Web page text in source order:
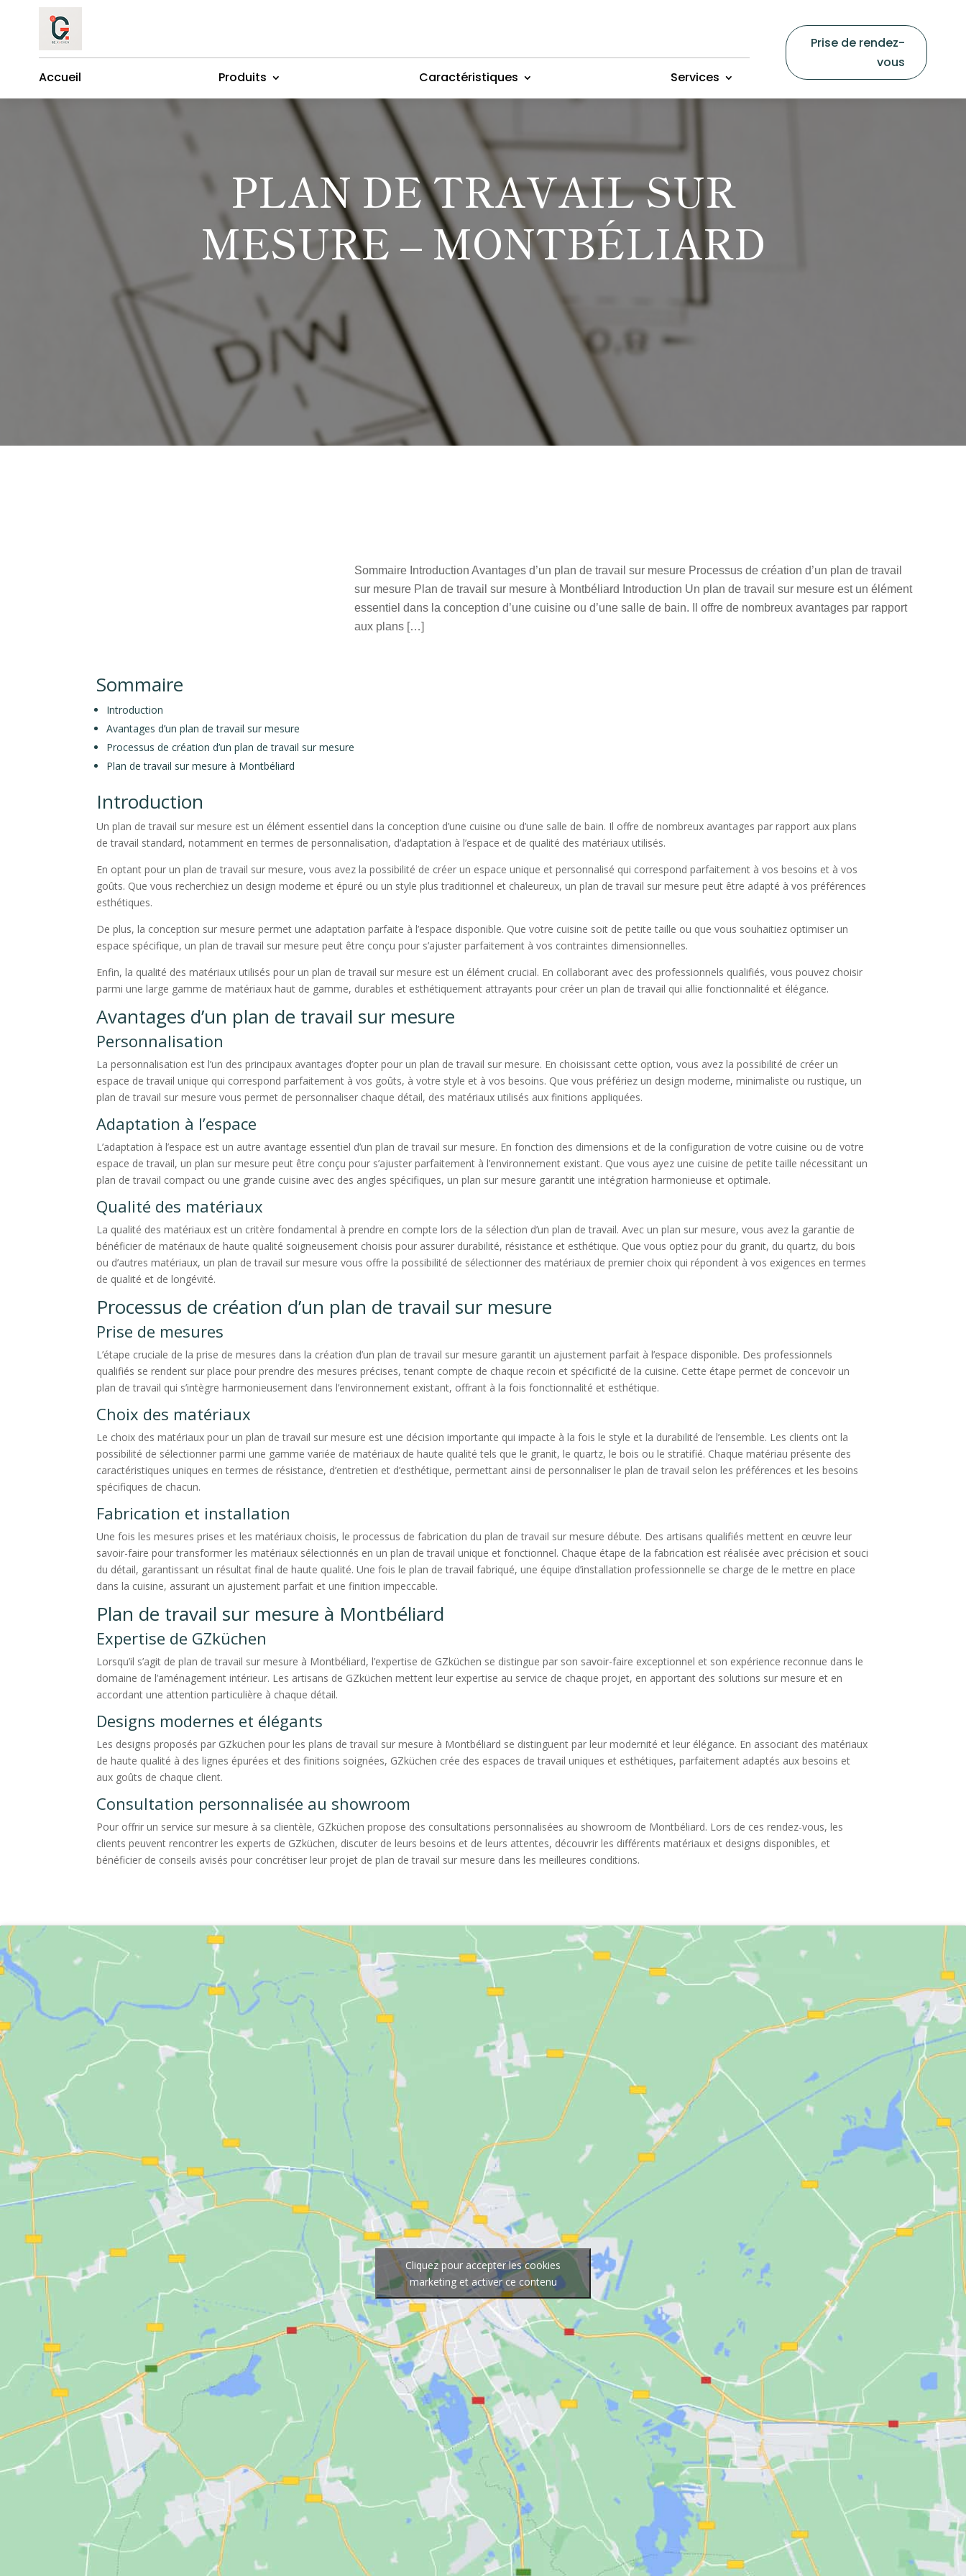
Accueil Produits Caractéristiques Services
Prise de rendez-
vous
PLAN DE TRAVAIL SUR
MESURE – MONTBÉLIARD
Sommaire Introduction Avantages d’un plan de travail sur mesure Processus de création d’un plan de travail
sur mesure Plan de travail sur mesure à Montbéliard Introduction Un plan de travail sur mesure est un élément
essentiel dans la conception d’une cuisine ou d’une salle de bain. Il offre de nombreux avantages par rapport
aux plans […]
Sommaire
Introduction
Avantages d’un plan de travail sur mesure
Processus de création d’un plan de travail sur mesure
Plan de travail sur mesure à Montbéliard
Introduction
Un plan de travail sur mesure est un élément essentiel dans la conception d’une cuisine ou d’une salle de bain. Il offre de nombreux avantages par rapport aux plans
de travail standard, notamment en termes de personnalisation, d’adaptation à l’espace et de qualité des matériaux utilisés.
En optant pour un plan de travail sur mesure, vous avez la possibilité de créer un espace unique et personnalisé qui correspond parfaitement à vos besoins et à vos
goûts. Que vous recherchiez un design moderne et épuré ou un style plus traditionnel et chaleureux, un plan de travail sur mesure peut être adapté à vos préférences
esthétiques.
De plus, la conception sur mesure permet une adaptation parfaite à l’espace disponible. Que votre cuisine soit de petite taille ou que vous souhaitiez optimiser un
espace spécifique, un plan de travail sur mesure peut être conçu pour s’ajuster parfaitement à vos contraintes dimensionnelles.
Enfin, la qualité des matériaux utilisés pour un plan de travail sur mesure est un élément crucial. En collaborant avec des professionnels qualifiés, vous pouvez choisir
parmi une large gamme de matériaux haut de gamme, durables et esthétiquement attrayants pour créer un plan de travail qui allie fonctionnalité et élégance.
Avantages d’un plan de travail sur mesure
Personnalisation
La personnalisation est l’un des principaux avantages d’opter pour un plan de travail sur mesure. En choisissant cette option, vous avez la possibilité de créer un
espace de travail unique qui correspond parfaitement à vos goûts, à votre style et à vos besoins. Que vous préfériez un design moderne, minimaliste ou rustique, un
plan de travail sur mesure vous permet de personnaliser chaque détail, des matériaux utilisés aux finitions appliquées.
Adaptation à l’espace
L’adaptation à l’espace est un autre avantage essentiel d’un plan de travail sur mesure. En fonction des dimensions et de la configuration de votre cuisine ou de votre
espace de travail, un plan sur mesure peut être conçu pour s’ajuster parfaitement à l’environnement existant. Que vous ayez une cuisine de petite taille nécessitant un
plan de travail compact ou une grande cuisine avec des angles spécifiques, un plan sur mesure garantit une intégration harmonieuse et optimale.
Qualité des matériaux
La qualité des matériaux est un critère fondamental à prendre en compte lors de la sélection d’un plan de travail. Avec un plan sur mesure, vous avez la garantie de
bénéficier de matériaux de haute qualité soigneusement choisis pour assurer durabilité, résistance et esthétique. Que vous optiez pour du granit, du quartz, du bois
ou d’autres matériaux, un plan de travail sur mesure vous offre la possibilité de sélectionner des matériaux de premier choix qui répondent à vos exigences en termes
de qualité et de longévité.
Processus de création d’un plan de travail sur mesure
Prise de mesures
L’étape cruciale de la prise de mesures dans la création d’un plan de travail sur mesure garantit un ajustement parfait à l’espace disponible. Des professionnels
qualifiés se rendent sur place pour prendre des mesures précises, tenant compte de chaque recoin et spécificité de la cuisine. Cette étape permet de concevoir un
plan de travail qui s’intègre harmonieusement dans l’environnement existant, offrant à la fois fonctionnalité et esthétique.
Choix des matériaux
Le choix des matériaux pour un plan de travail sur mesure est une décision importante qui impacte à la fois le style et la durabilité de l’ensemble. Les clients ont la
possibilité de sélectionner parmi une gamme variée de matériaux de haute qualité tels que le granit, le quartz, le bois ou le stratifié. Chaque matériau présente des
caractéristiques uniques en termes de résistance, d’entretien et d’esthétique, permettant ainsi de personnaliser le plan de travail selon les préférences et les besoins
spécifiques de chacun.
Fabrication et installation
Une fois les mesures prises et les matériaux choisis, le processus de fabrication du plan de travail sur mesure débute. Des artisans qualifiés mettent en œuvre leur
savoir-faire pour transformer les matériaux sélectionnés en un plan de travail unique et fonctionnel. Chaque étape de la fabrication est réalisée avec précision et souci
du détail, garantissant un résultat final de haute qualité. Une fois le plan de travail fabriqué, une équipe d’installation professionnelle se charge de le mettre en place
dans la cuisine, assurant un ajustement parfait et une finition impeccable.
Plan de travail sur mesure à Montbéliard
Expertise de GZküchen
Lorsqu’il s’agit de plan de travail sur mesure à Montbéliard, l’expertise de GZküchen se distingue par son savoir-faire exceptionnel et son expérience reconnue dans le
domaine de l’aménagement intérieur. Les artisans de GZküchen mettent leur expertise au service de chaque projet, en apportant des solutions sur mesure et en
accordant une attention particulière à chaque détail.
Designs modernes et élégants
Les designs proposés par GZküchen pour les plans de travail sur mesure à Montbéliard se distinguent par leur modernité et leur élégance. En associant des matériaux
de haute qualité à des lignes épurées et des finitions soignées, GZküchen crée des espaces de travail uniques et esthétiques, parfaitement adaptés aux besoins et
aux goûts de chaque client.
Consultation personnalisée au showroom
Pour offrir un service sur mesure à sa clientèle, GZküchen propose des consultations personnalisées au showroom de Montbéliard. Lors de ces rendez-vous, les
clients peuvent rencontrer les experts de GZküchen, discuter de leurs besoins et de leurs attentes, découvrir les différents matériaux et designs disponibles, et
bénéficier de conseils avisés pour concrétiser leur projet de plan de travail sur mesure dans les meilleures conditions.
Cliquez pour accepter les cookies
marketing et activer ce contenu